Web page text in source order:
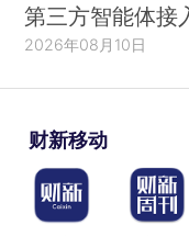
第三方智能体接
2026年08月10日
财新移动